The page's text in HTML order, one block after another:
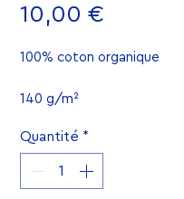
10,00 €
100% coton organique
140 g/m²
Quantité *